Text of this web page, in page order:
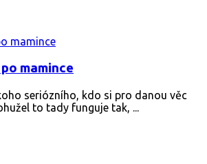
mamince
seriózního, kdo si pro danou věc
to tady funguje tak, ...